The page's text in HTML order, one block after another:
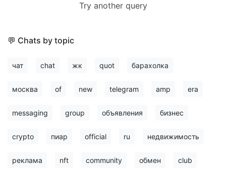
Try another query
💬 Chats by topic
чат chat жк quot барахолка
москва of new telegram amp era
messaging group объявления бизнес
crypto пиар official ru недвижимость
реклама nft community обмен club